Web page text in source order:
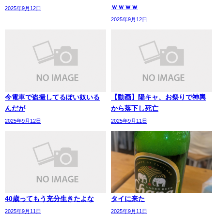
2025年9月12日
ｗｗｗｗ
2025年9月12日
今電車で盗撮してるぽい奴いる
んだが
2025年9月12日
【動画】陽キャ、お祭りで神輿
から落下し死亡
2025年9月11日
40歳ってもう充分生きたよな
2025年9月11日
タイに来た
2025年9月11日